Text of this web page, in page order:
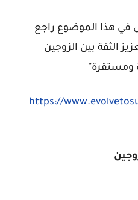
في هذا الموضوع راجع
الثقة بين الزوجين
ومستقرة"
https://